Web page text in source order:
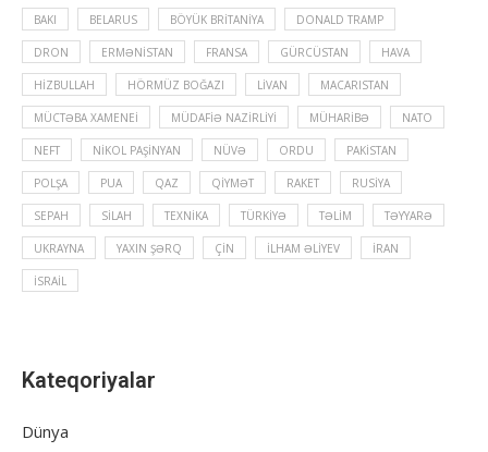
BAKI BELARUS BÖYÜK BRITANIYA DONALD TRAMP
DRON ERMƏNISTAN FRANSA GÜRCÜSTAN HAVA
HIZBULLAH HÖRMÜZ BOĞAZI LIVAN MACARISTAN
MÜCTƏBA XAMENEI MÜDAFIƏ NAZIRLIYI MÜHARIBƏ NATO
NEFT NIKOL PAŞINYAN NÜVƏ ORDU PAKISTAN
POLŞA PUA QAZ QIYMƏT RAKET RUSIYA
SEPAH SILAH TEXNIKA TÜRKIYƏ TƏLIM TƏYYARƏ
UKRAYNA YAXIN ŞƏRQ ÇIN İLHAM ƏLIYEV İRAN
İSRAIL
Kateqoriyalar
Dünya